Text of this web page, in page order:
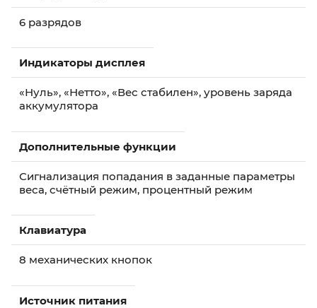
6 разрядов
Индикаторы дисплея
«Нуль», «Нетто», «Вес стабилен», уровень заряда
аккумулятора
Дополнительные функции
Сигнализация попадания в заданные параметры
веса, счётный режим, процентный режим
Клавиатура
8 механических кнопок
Источник питания